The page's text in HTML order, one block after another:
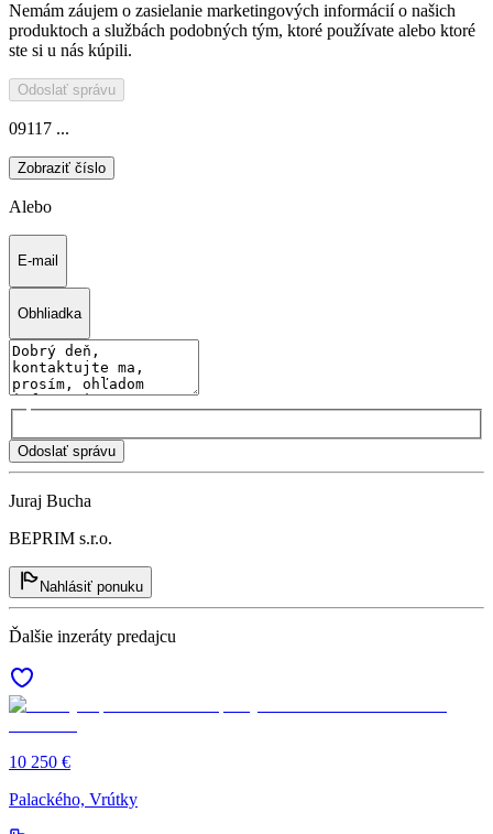
Nemám záujem o zasielanie marketingových informácií o našich
produktoch a službách podobných tým, ktoré používate alebo ktoré
ste si u nás kúpili.
Odoslať správu
09117 ...
Zobraziť číslo
Alebo
E-mail
Obhliadka
Odoslať správu
Juraj Bucha
BEPRIM s.r.o.
Nahlásiť ponuku
Ďalšie inzeráty predajcu
10 250 €
Palackého, Vrútky